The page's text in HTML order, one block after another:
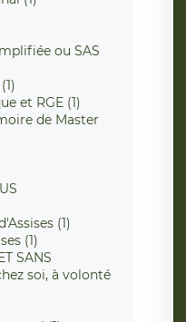
ou SAS
et RGE (1)
de Master
(1)
(1)
SANS
soi, à volonté